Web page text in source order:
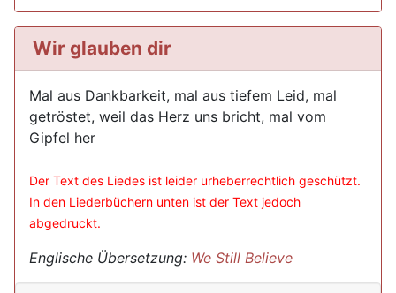
Wir glauben dir
Mal aus Dankbarkeit, mal aus tiefem Leid, mal
getröstet, weil das Herz uns bricht, mal vom
Gipfel her
Der Text des Liedes ist leider urheberrechtlich geschützt.
In den Liederbüchern unten ist der Text jedoch
abgedruckt.
Englische Übersetzung: We Still Believe